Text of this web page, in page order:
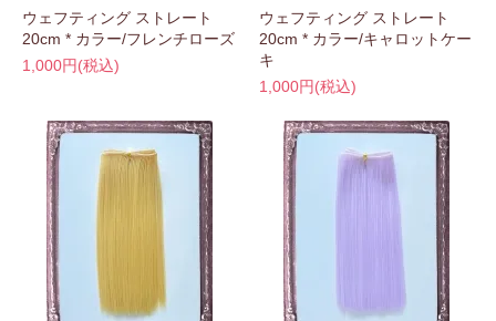
ウェフティング ストレート
20cm * カラー/フレンチローズ
1,000円(税込)
ウェフティング ストレート
20cm * カラー/キャロットケー
キ
1,000円(税込)